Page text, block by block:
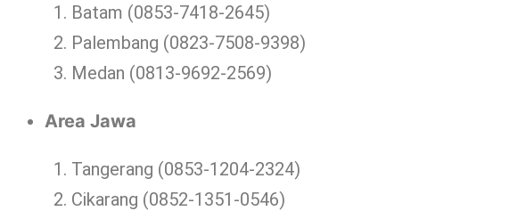
Batam (0853-7418-2645)
Palembang (0823-7508-9398)
Medan (0813-9692-2569)
Area Jawa
Tangerang (0853-1204-2324)
Cikarang (0852-1351-0546)